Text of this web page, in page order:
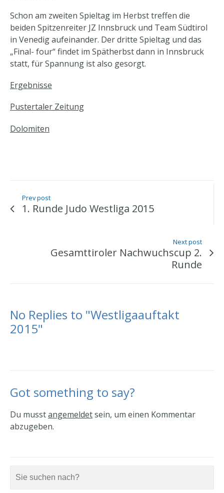
Schon am zweiten Spieltag im Herbst treffen die
beiden Spitzenreiter JZ Innsbruck und Team Südtirol
in Venedig aufeinander. Der dritte Spieltag und das
„Final- four“ findet im Spätherbst dann in Innsbruck
statt, für Spannung ist also gesorgt.
Ergebnisse
Pustertaler Zeitung
Dolomiten
Prev post
1. Runde Judo Westliga 2015
Next post
Gesamttiroler Nachwuchscup 2.
Runde
No Replies to "Westligaauftakt
2015"
Got something to say?
Du musstangemeldetsein, um einen Kommentar
abzugeben.